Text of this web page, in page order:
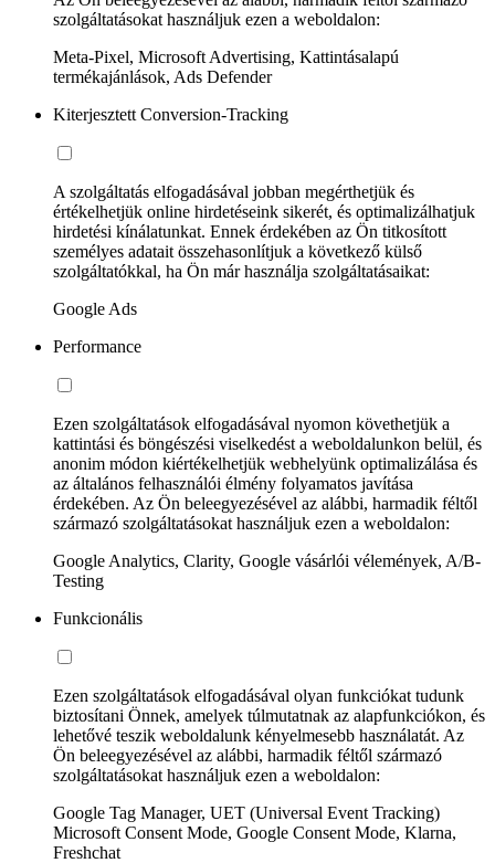
szolgáltatásokat használjuk ezen a weboldalon:
Meta-Pixel, Microsoft Advertising, Kattintásalapú
termékajánlások, Ads Defender
Kiterjesztett Conversion-Tracking
A szolgáltatás elfogadásával jobban megérthetjük és
értékelhetjük online hirdetéseink sikerét, és optimalizálhatjuk
hirdetési kínálatunkat. Ennek érdekében az Ön titkosított
személyes adatait összehasonlítjuk a következő külső
szolgáltatókkal, ha Ön már használja szolgáltatásaikat:
Google Ads
Performance
Ezen szolgáltatások elfogadásával nyomon követhetjük a
kattintási és böngészési viselkedést a weboldalunkon belül, és
anonim módon kiértékelhetjük webhelyünk optimalizálása és
az általános felhasználói élmény folyamatos javítása
érdekében. Az Ön beleegyezésével az alábbi, harmadik féltől
származó szolgáltatásokat használjuk ezen a weboldalon:
Google Analytics, Clarity, Google vásárlói vélemények, A/B-
Testing
Funkcionális
Ezen szolgáltatások elfogadásával olyan funkciókat tudunk
biztosítani Önnek, amelyek túlmutatnak az alapfunkciókon, és
lehetővé teszik weboldalunk kényelmesebb használatát. Az
Ön beleegyezésével az alábbi, harmadik féltől származó
szolgáltatásokat használjuk ezen a weboldalon:
Google Tag Manager, UET (Universal Event Tracking)
Microsoft Consent Mode, Google Consent Mode, Klarna,
Freshchat